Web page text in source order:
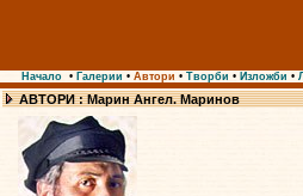
Начало • Галерии • Автори • Творби • Изложби •
АВТОРИ : Марин Ангел. Маринов